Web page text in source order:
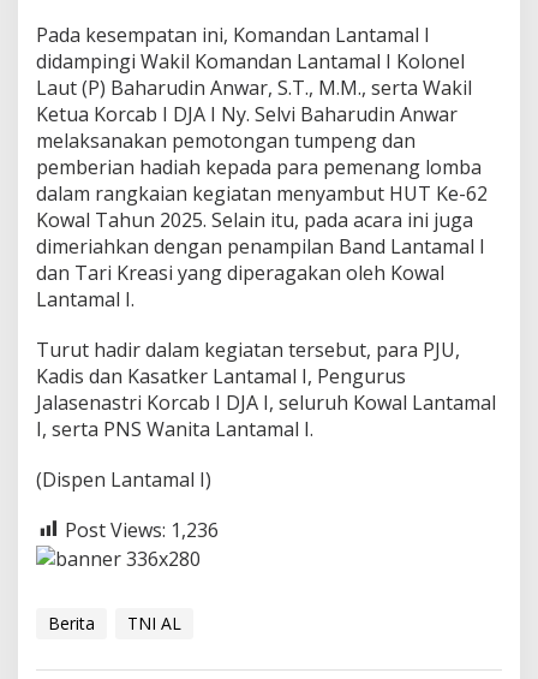
Pada kesempatan ini, Komandan Lantamal I
didampingi Wakil Komandan Lantamal I Kolonel
Laut (P) Baharudin Anwar, S.T., M.M., serta Wakil
Ketua Korcab I DJA I Ny. Selvi Baharudin Anwar
melaksanakan pemotongan tumpeng dan
pemberian hadiah kepada para pemenang lomba
dalam rangkaian kegiatan menyambut HUT Ke-62
Kowal Tahun 2025. Selain itu, pada acara ini juga
dimeriahkan dengan penampilan Band Lantamal I
dan Tari Kreasi yang diperagakan oleh Kowal
Lantamal I.
Turut hadir dalam kegiatan tersebut, para PJU,
Kadis dan Kasatker Lantamal I, Pengurus
Jalasenastri Korcab I DJA I, seluruh Kowal Lantamal
I, serta PNS Wanita Lantamal I.
(Dispen Lantamal I)
Post Views: 1,236
Berita TNI AL